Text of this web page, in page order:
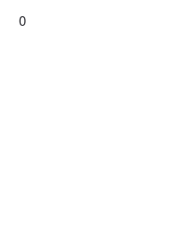
0